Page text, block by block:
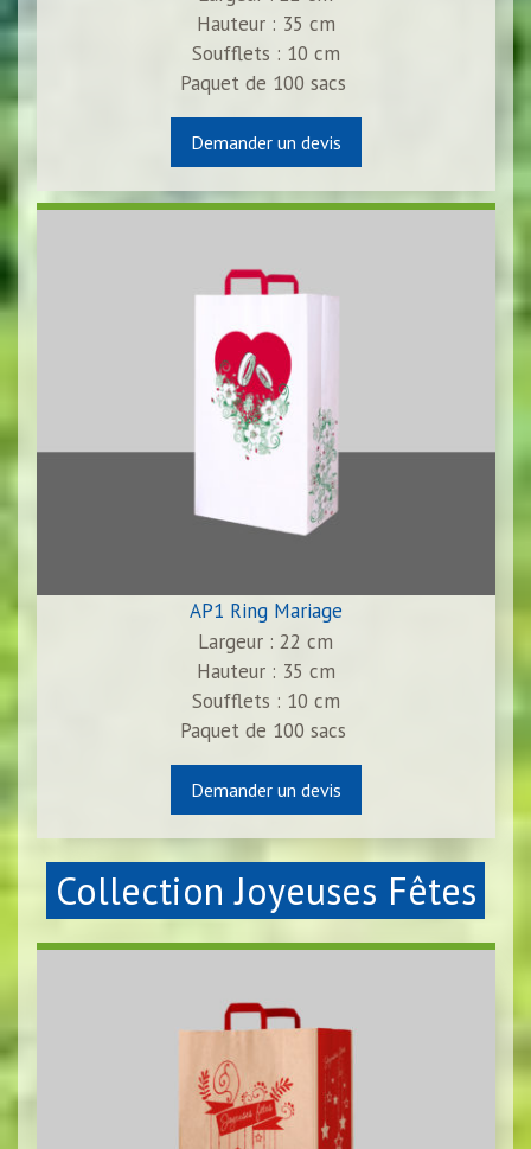
Hauteur : 35 cm
Soufflets : 10 cm
Paquet de 100 sacs
Demander un devis
AP1 Ring Mariage
Largeur : 22 cm
Hauteur : 35 cm
Soufflets : 10 cm
Paquet de 100 sacs
Demander un devis
Collection Joyeuses Fêtes